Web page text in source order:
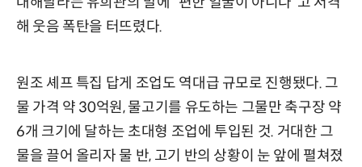
해 웃음 폭탄을 터뜨렸다.
원조 셰프 특집 답게 조업도 역대급 규모로 진행됐다. 그
물 가격 약 30억원, 물고기를 유도하는 그물만 축구장 약
6개 크기에 달하는 초대형 조업에 투입된 것. 거대한 그
물을 끌어 올리자 물 반, 고기 반의 상황이 눈 앞에 펼쳐졌